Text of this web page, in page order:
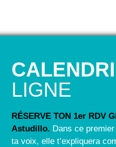
LIGNE
RÉSERVE TON 1er RDV
Astudillo. Dans ce
ta voix, elle t’expliquera